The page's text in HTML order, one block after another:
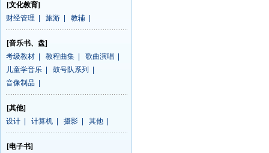
[文化教育]
财经管理
旅游 教辅
[音乐书、盘]
考级教材
教程曲集 歌曲演唱
儿童学音乐
鼓号队系列
音像制品
[其他]
设计
计算机 摄影 其他
[电子书]